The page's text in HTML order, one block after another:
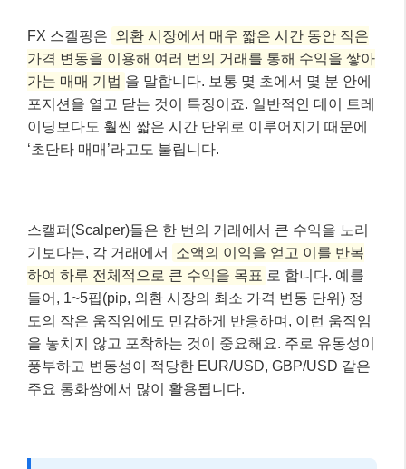
FX 스캘핑은 외환 시장에서 매우 짧은 시간 동안 작은
가격 변동을 이용해 여러 번의 거래를 통해 수익을 쌓아
가는 매매 기법 을 말합니다. 보통 몇 초에서 몇 분 안에
포지션을 열고 닫는 것이 특징이죠. 일반적인 데이 트레
이딩보다도 훨씬 짧은 시간 단위로 이루어지기 때문에
‘초단타 매매’라고도 불립니다.
스캘퍼(Scalper)들은 한 번의 거래에서 큰 수익을 노리
기보다는, 각 거래에서
소액의 이익을 얻고 이를 반복
하여 하루 전체적으로 큰 수익을 목표 로 합니다. 예를
들어, 1~5핍(pip, 외환 시장의 최소 가격 변동 단위) 정
도의 작은 움직임에도 민감하게 반응하며, 이런 움직임
을 놓치지 않고 포착하는 것이 중요해요. 주로 유동성이
풍부하고 변동성이 적당한 EUR/USD, GBP/USD 같은
주요 통화쌍에서 많이 활용됩니다.